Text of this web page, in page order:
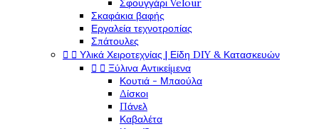
Σφουγγάρι Velour
Σκαφάκια βαφής
Εργαλεία τεχνοτροπίας
Σπάτουλες
  Υλικά Χειροτεχνίας | Είδη DIY & Κατασκευών
  Ξύλινα Αντικείμενα
Κουτιά - Μπαούλα
Δίσκοι
Πάνελ
Καβαλέτα